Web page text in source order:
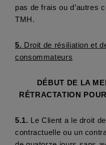
pas de frais ou d’autres
TMH.
5. Droit de résiliation et
consommateurs
DÉBUT DE LA
RÉTRACTATION
5.1. Le Client a le droit
contractuelle ou un